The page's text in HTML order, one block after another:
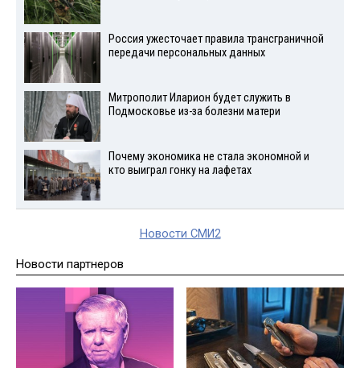
Россия ужесточает правила трансграничной
передачи персональных данных
Митрополит Иларион будет служить в
Подмосковье из-за болезни матери
Почему экономика не стала экономной и
кто выиграл гонку на лафетах
Новости СМИ2
Новости партнеров